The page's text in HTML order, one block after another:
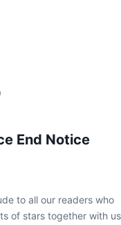
End Notice
to all our readers who
of stars together with us